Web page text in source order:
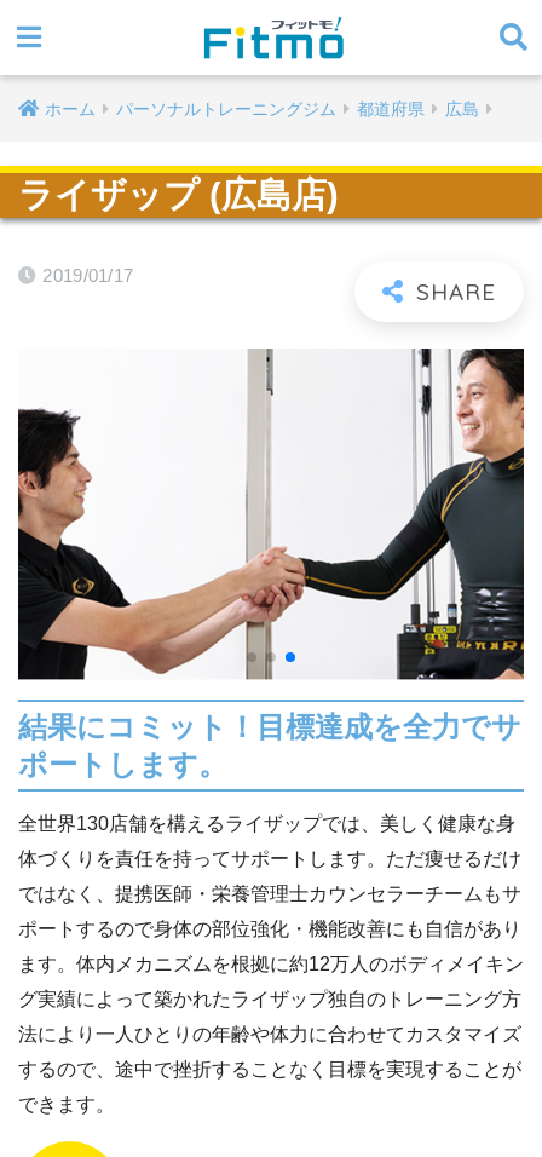
ホーム パーソナルトレーニングジム 都道府県 広島
ライザップ (広島店)
2019/01/17
結果にコミット！目標達成を全力でサ
ポートします。
全世界130店舗を構えるライザップでは、美しく健康な身
体づくりを責任を持ってサポートします。ただ痩せるだけ
ではなく、提携医師・栄養管理士カウンセラーチームもサ
ポートするので身体の部位強化・機能改善にも自信があり
ます。体内メカニズムを根拠に約12万人のボディメイキン
グ実績によって築かれたライザップ独自のトレーニング方
法により一人ひとりの年齢や体力に合わせてカスタマイズ
するので、途中で挫折することなく目標を実現することが
できます。